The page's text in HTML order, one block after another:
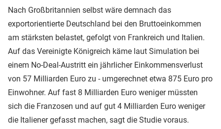
Nach Großbritannien selbst wäre demnach das
exportorientierte Deutschland bei den Bruttoeinkommen
am stärksten belastet, gefolgt von Frankreich und Italien.
Auf das Vereinigte Königreich käme laut Simulation bei
einem No-Deal-Austritt ein jährlicher Einkommensverlust
von 57 Milliarden Euro zu - umgerechnet etwa 875 Euro pro
Einwohner. Auf fast 8 Milliarden Euro weniger müssten
sich die Franzosen und auf gut 4 Milliarden Euro weniger
die Italiener gefasst machen, sagt die Studie voraus.